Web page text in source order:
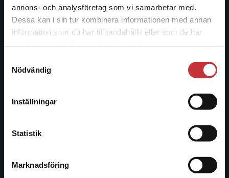
annons- och analysföretag som vi samarbetar med.
Dessa kan i sin tur kombinera informationen med annan
information som du har tillhandahållit eller som de har
Nödvändig
Inställningar
Statistik
Marknadsföring
Det verkar som att du besöker
studentlitteratur.se via en enhet utanför Sverige.
Vi erbjuder inte leveranser utanför Sverige. För
att kunna slutföra ett köp måste
Studentlitteratur
Studentlitteratur grundades 1963 och är idag Sveriges
informationstjänster i utbudet, finns Studentlitteratur med
Kontakta oss
Kontakta oss
Postadress: